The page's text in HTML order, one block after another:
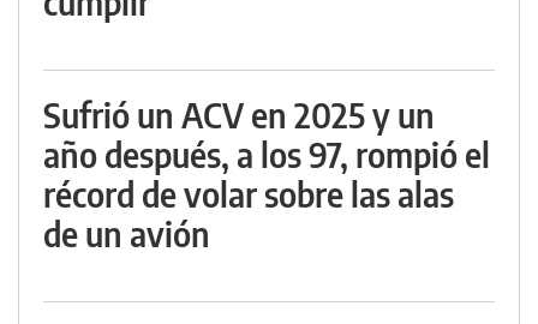
Sufrió un ACV en 2025 y un
año después, a los 97, rompió el
récord de volar sobre las alas
de un avión